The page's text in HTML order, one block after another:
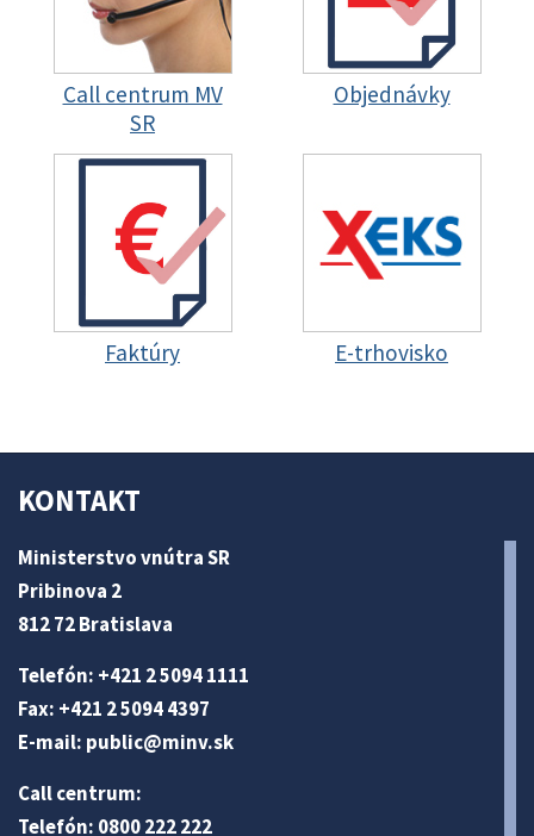
Call centrum MV
SR
Objednávky
Faktúry E-trhovisko
KONTAKT
Ministerstvo vnútra SR
Pribinova 2
812 72 Bratislava
Telefón: +421 2 5094 1111
Fax: +421 2 5094 4397
E-mail: public@minv.sk
Call centrum:
Telefón: 0800 222 222